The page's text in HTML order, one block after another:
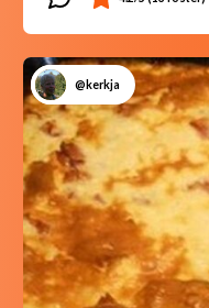
@kerkja